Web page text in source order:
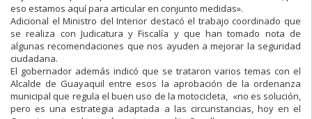
eso estamos aquí para articular en conjunto medidas».
Adicional el Ministro del Interior destacó el trabajo coordinado que
se realiza con Judicatura y Fiscalía y que han tomado nota de
algunas recomendaciones que nos ayuden a mejorar la seguridad
ciudadana.
El gobernador además indicó que se trataron varios temas con el
Alcalde de Guayaquil entre esos la aprobación de la ordenanza
municipal que regula el buen uso de la motocicleta, «no es solución,
pero es una estrategia adaptada a las circunstancias, hoy en el